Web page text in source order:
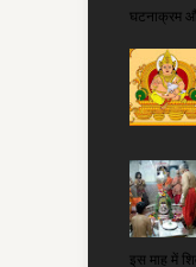
घटनाक्रम
इस माह में